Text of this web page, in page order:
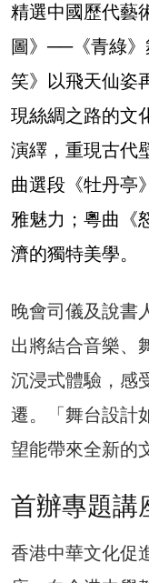
精選中國歷代藝
圖》──《青綠》
笑》以飛天仙姿
現絲綢之路的文
演繹，重現古代
曲選段《牡丹亭
雅魅力；粵曲《
濟的獨特美學。
晚會司儀及說書
出將結合音樂、
沉浸式體驗，感
遷。「舞台設計
望能帶來全新的
首辦專題講
香港中華文化促